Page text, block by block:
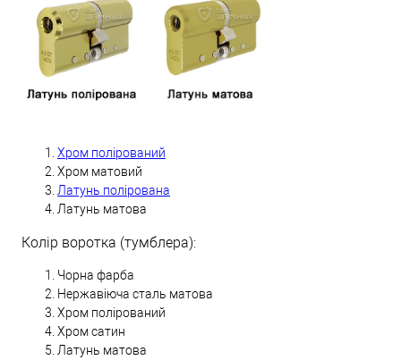
Хром полірований
Хром матовий
Латунь полірована
Латунь матова
Колір воротка (тумблера):
Чорна фарба
Нержавіюча сталь матова
Хром полірований
Хром сатин
Латунь матова